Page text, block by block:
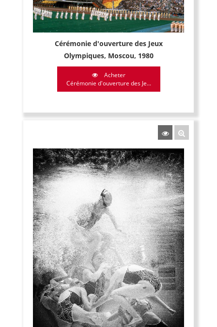
Cérémonie d'ouverture des Jeux
Olympiques, Moscou, 1980
Acheter
Cérémonie d'ouverture des Je...